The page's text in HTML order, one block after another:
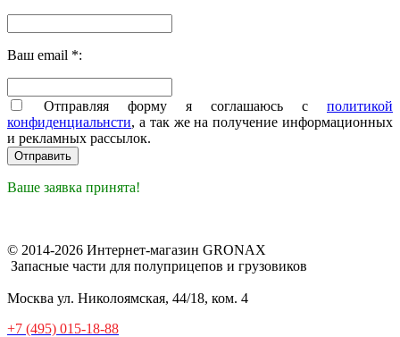
Ваш email *:
Отправляя форму я соглашаюсь с политикой
конфиденциальнсти, а так же на получение информационных
и рекламных рассылок.
Ваше заявка принята!
© 2014-2026 Интернет-магазин GRONAX
Запасные части для полуприцепов и грузовиков
Москва ул. Николоямская, 44/18, ком. 4
+7 (495) 015-18-88